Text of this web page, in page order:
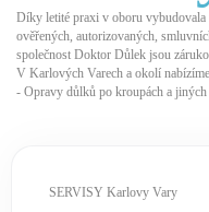
Díky letité praxi v oboru
ověřených, autorizovaných,
společnost Doktor Důlek jsou
V Karlových Varech a okolí
- Opravy důlků po kroupách a
SERVISY Karlovy Vary